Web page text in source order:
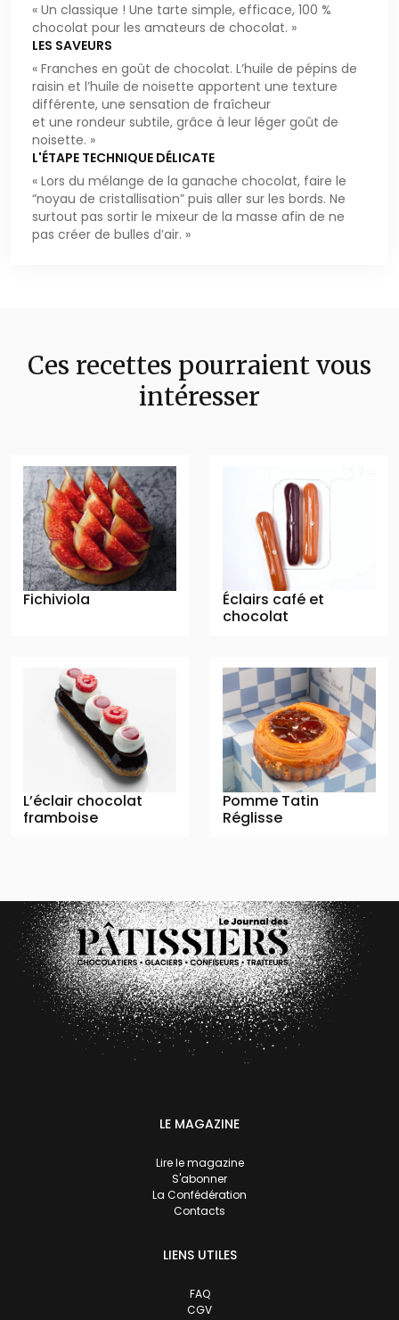
« Un classique ! Une tarte simple, efficace, 100 %
chocolat pour les amateurs de chocolat. »
LES SAVEURS
« Franches en goût de chocolat. L’huile de pépins de
raisin et l’huile de noisette apportent une texture
différente, une sensation de fraîcheur
et une rondeur subtile, grâce à leur léger goût de
noisette. »
L'ÉTAPE TECHNIQUE DÉLICATE
« Lors du mélange de la ganache chocolat, faire le
“noyau de cristallisation” puis aller sur les bords. Ne
surtout pas sortir le mixeur de la masse afin de ne
pas créer de bulles d’air. »
Ces recettes pourraient vous
intéresser
Fichiviola
Éclairs café et
chocolat
L’éclair chocolat
framboise
Pomme Tatin
Réglisse
LE MAGAZINE
Lire le magazine
S'abonner
La Confédération
Contacts
LIENS UTILES
FAQ
CGV